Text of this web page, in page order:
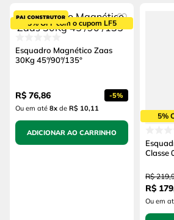
5% OFF com o cupom LF5
Esquadro Magnético Zaas
30Kg 45°/90°/135°
R$ 76,86 -5%
Ou em até 8x de R$ 10,11
ADICIONAR AO CARRINHO
5%
Classe
R$ 219,
R$ 179
Ou em